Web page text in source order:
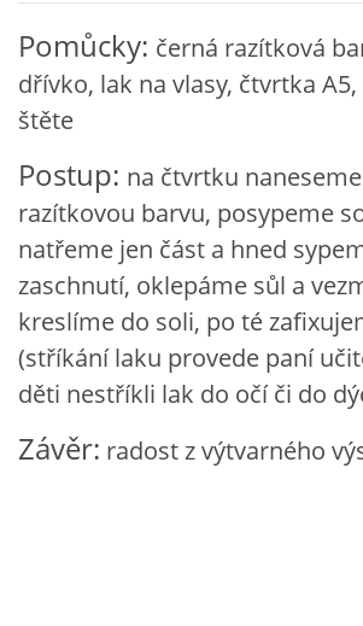
VZDĚLÁVACÍ BLOK BŘEZEN
VZDĚLÁVACÍ BLOK DUBEN
VÝTVARNÉ TECHNIKY
VÝTVARNÉ POMŮCKY
VÝTVARNÉ AKTIVITY - JARO
VÝTVARNÉ AKTIVITY - LÉTO
Pomůcky: černá razítková
dřívko, lak na vlasy, čtvrtka
štěte
Postup: na čtvrtku
razítkovou barvu, posypeme
natřeme jen část a hned
zaschnutí, oklepáme sůl a
kreslíme do soli, po té
(stříkání laku provede paní
děti nestříkli lak do očí či do
Závěr: radost z výtvarného